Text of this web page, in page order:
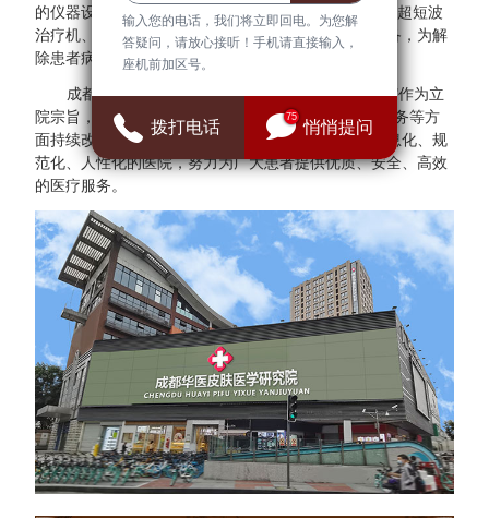
的仪器设备，拥有308准分子光治疗仪、红宝石激光、超短波
治疗机、射频治疗仪、窄谱UVB治疗仪等检查诊断设备，为解
除患者病症提供可靠的保障。
成都华医皮肤研究院始终把"群众满意、患者放心"作为立
院宗旨，并借鉴医院JCI认证标准，在医疗、管理、服务等方
面持续改进，全面建设现代化、科学化、标准化、信息化、规
范化、人性化的医院，努力为广大患者提供优质、安全、高效
的医疗服务。
输入您的电话，我们将立即回电。为您解
答疑问，请放心接听！手机请直接输入，
座机前加区号。
拨打电话
75
悄悄提问